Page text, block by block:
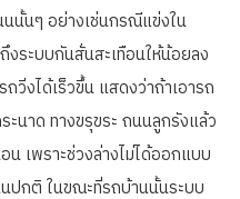
นั้นๆ อย่างเช่นกรณีแข่งใน
ระบบกันสั่นสะเทือนให้น้อยลง
วิ่งได้เร็วขึ้น แสดงว่าถ้าเอารถ
ะนาด ทางขรุขระ ถนนลูกรังแล้ว
น เพราะช่วงล่างไม่ได้ออกแบบ
นปกติ ในขณะที่รถบ้านนั้นระบบ